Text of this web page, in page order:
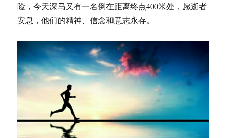
险，今天深马又有一名倒在距离终点400米处，愿逝者
安息，他们的精神、信念和意志永存。